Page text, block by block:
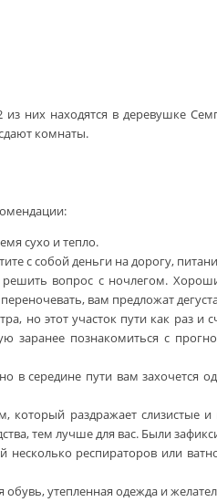
них находятся в деревушке
комнаты.
сухо и тепло.
с собой деньги на дорогу,
решить вопрос с ночлегом.
вам предложат
но этот участок пути как раз
заранее познакомиться с
в середине пути вам
раздражает слизистые
тем лучше для вас. Были
несколько респираторов или
утепленная одежда и